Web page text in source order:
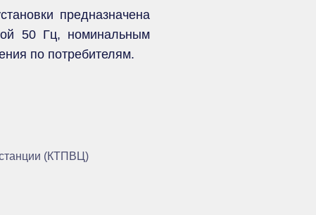
предназначена
50 Гц, номинальным
по потребителям.